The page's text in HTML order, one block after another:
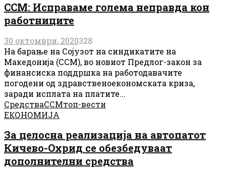
ССМ: Исправаме голема неправда кон
работниците
30 октомври, 2020328
На барање на Сојузот на синдикатите на
Македонија (ССМ), во новиот Предлог-закон за
финансиска поддршка на работодавачите
погодени од здравственоекономската криза,
заради исплата на платите...
СредстваССМтоп-вести
ЕКОНОМИЈА
За целосна реализација на автопатот
Кичево-Охрид се обезбедуваат
дополнителни средства